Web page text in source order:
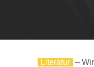
Literatur –